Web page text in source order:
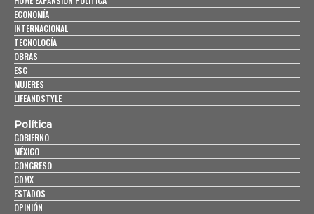
ECONOMÍA
INTERNACIONAL
TECNOLOGÍA
OBRAS
ESG
MUJERES
LIFEANDSTYLE
Política
GOBIERNO
MÉXICO
CONGRESO
CDMX
ESTADOS
OPINIÓN